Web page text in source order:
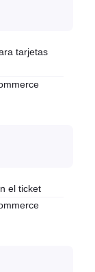
tarjetas
el ticket